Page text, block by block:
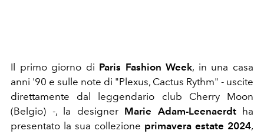
Il primo giorno di Paris Fashion Week, in una casa
anni '90 e sulle note di "Plexus, Cactus Rythm" - uscite
direttamente dal leggendario club Cherry Moon
(Belgio) -, la designer Marie Adam-Leenaerdtha
presentato la sua collezione primavera estate 2024,